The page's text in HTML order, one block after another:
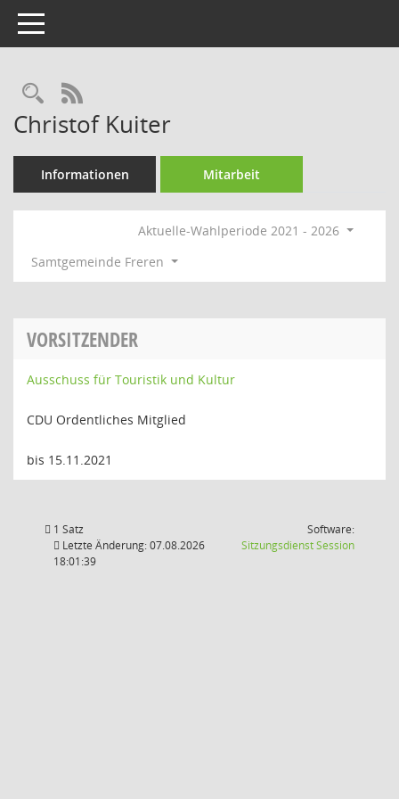
Toggle navigation
Rechercheauswahl
RSS-Feed
Christof Kuiter
Informationen Mitarbeit
Aktuelle-Wahlperiode 2021 - 2026
Samtgemeinde Freren
VORSITZENDER
Ausschuss für Touristik und Kultur
CDU Ordentliches Mitglied
bis 15.11.2021
1 Satz
Letzte Änderung: 07.08.2026
18:01:39
Software:
SitzungsdienstSession(Wird in